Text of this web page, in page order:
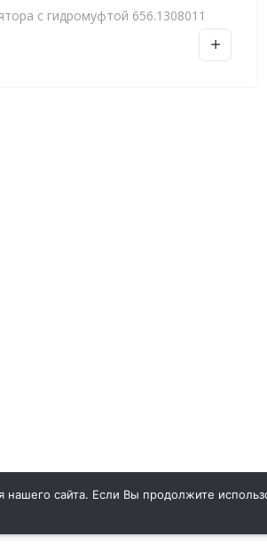
с гидромуфтой 656.1308011
сайта. Если Вы продолжите